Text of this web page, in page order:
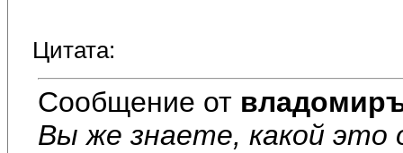
Цитата:
Сообщение от
Вы же знаете, какой это